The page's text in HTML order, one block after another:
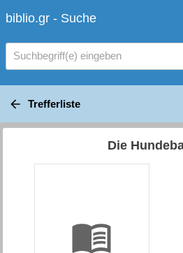
biblio.gr - Suche
Suchbegriff(e) eingeben
Trefferliste
Die